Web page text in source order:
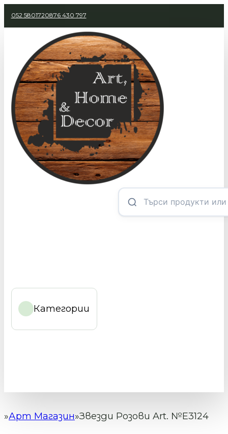
052 5801720876 430 797
Категории
Начало
Арт Магазин Звезди Розови Art. №Е3124